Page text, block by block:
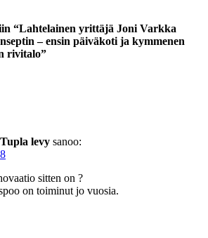
“Lahtelainen yrittäjä Joni Varkka
– ensin päiväkoti ja kymmenen
rivitalo”
Tupla levy sanoo:
sitten on ?
on toiminut jo vuosia.